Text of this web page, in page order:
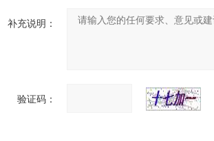
补充说明：
验证码：